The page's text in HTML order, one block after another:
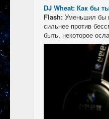
DJ Wheat: Как бы
Flash: Уменьшил бы
сильнее против
быть, некоторое